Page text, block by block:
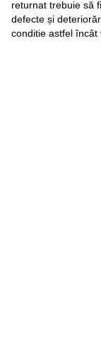
returnat trebuie să
defecte și
conditie astfel